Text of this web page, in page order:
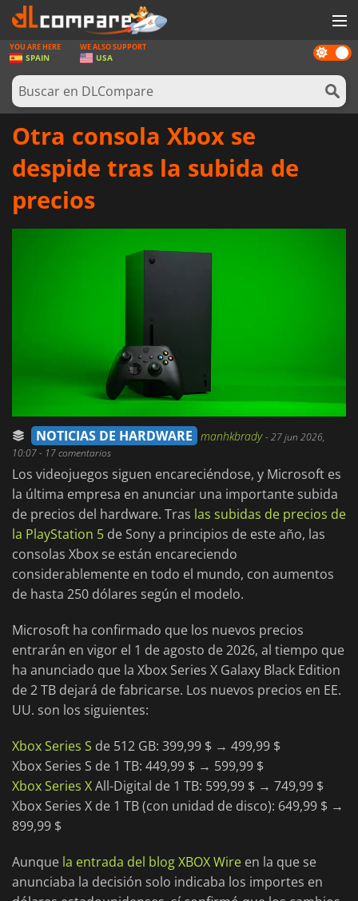
JUEGOS
TARJETAS PREPAGO
SOFTWARE
HARDWARE
NOTICIAS
Dark
mode
YOU ARE HERE
SPAIN
WE ALSO SUPPORT
USA
Otra consola Xbox se
despide tras la subida de
precios
NOTICIAS DE HARDWARE manhkbrady-27 jun 2026,
10:07- 17 comentarios
Los videojuegos siguen encareciéndose, y Microsoft es
la última empresa en anunciar una importante subida
de precios del hardware. Tras las subidas de precios de
la PlayStation 5 de Sony a principios de este año, las
consolas Xbox se están encareciendo
considerablemente en todo el mundo, con aumentos
de hasta 250 dólares según el modelo.
Microsoft ha confirmado que los nuevos precios
entrarán en vigor el 1 de agosto de 2026, al tiempo que
ha anunciado que la Xbox Series X Galaxy Black Edition
de 2 TB dejará de fabricarse. Los nuevos precios en EE.
UU. son los siguientes:
Xbox Series S de 512 GB: 399,99 $ → 499,99 $
Xbox Series S de 1 TB: 449,99 $ → 599,99 $
Xbox Series XAll-Digital de 1 TB: 599,99 $ → 749,99 $
Xbox Series X de 1 TB (con unidad de disco): 649,99 $ →
899,99 $
Aunque la entrada del blog XBOX Wire en la que se
anunciaba la decisión solo indicaba los importes en